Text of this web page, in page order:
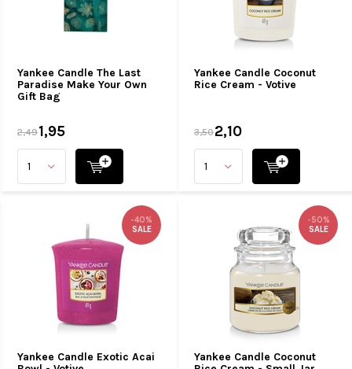
Yankee Candle The Last
Paradise Make Your Own
Gift Bag
2,491,95
Yankee Candle Coconut
Rice Cream - Votive
3,502,10
Yankee Candle Exotic Acai
-40%
SALE
Yankee Candle Coconut
-50%
SALE